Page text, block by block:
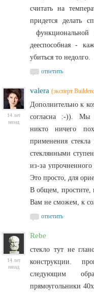
считать на
придется делать
дееспособная -
убиться то недолго.
ответить
14 лет
назад
valera (эксперт
Дополнительно к
согласна :-)). Мы
никто ничего
применения
стеклянными
из-за упрочненного
Это просто, для
В общем, простите,
Вам не сможем, к
ответить
14 лет
назад
Rebe
стекло тут не
конструкции.
следующим
прямоугольники